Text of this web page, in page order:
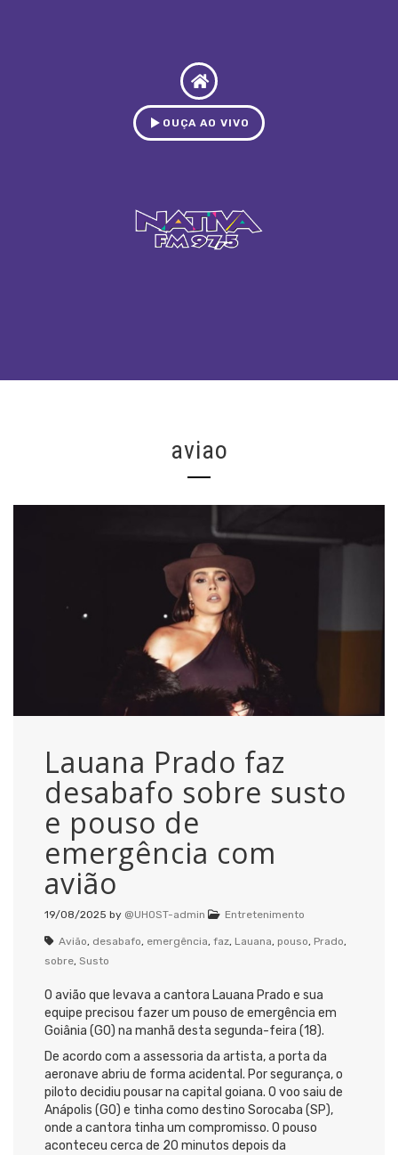
OUÇA AO VIVO
aviao
Lauana Prado faz
desabafo sobre susto
e pouso de
emergência com
avião
19/08/2025 by @UHOST-admin Entretenimento
Avião, desabafo, emergência, faz, Lauana, pouso, Prado,
sobre, Susto
O avião que levava a cantora Lauana Prado e sua
equipe precisou fazer um pouso de emergência em
Goiânia (GO) na manhã desta segunda-feira (18).
De acordo com a assessoria da artista, a porta da
aeronave abriu de forma acidental. Por segurança, o
piloto decidiu pousar na capital goiana. O voo saiu de
Anápolis (GO) e tinha como destino Sorocaba (SP),
onde a cantora tinha um compromisso. O pouso
aconteceu cerca de 20 minutos depois da